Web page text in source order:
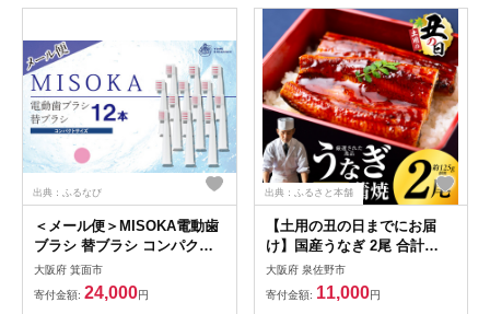
出典：ふるなび
＜メール便＞MISOKA電動歯
ブラシ 替ブラシ コンパクト
サイズ(ピンク・12本)電動ハ
ブラシ 歯磨き はみがき 職人
品質 シンプル デンタルケア
大阪府 箕面市
寄付金額: 24,000円
出典：ふるさと本舗
【土用の丑の日までにお届
け】国産うなぎ 2尾 合計
250g【高評価 特製タレ付 蒲
焼 鰻 ウナギ 有頭 炭火焼き
備長炭 手焼き レンジ 温める
大阪府 泉佐野市
寄付金額: 11,000円